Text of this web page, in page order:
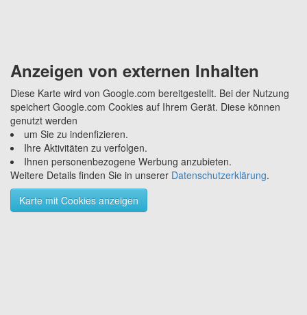
Anzeigen von externen Inhalten
Diese Karte wird von Google.com bereitgestellt. Bei der Nutzung
speichert Google.com Cookies auf Ihrem Gerät. Diese können
genutzt werden
um Sie zu indenfizieren.
Ihre Aktivitäten zu verfolgen.
Ihnen personenbezogene Werbung anzubieten.
Weitere Details finden Sie in unserer Datenschutzerklärung.
Karte mit Cookies anzeigen